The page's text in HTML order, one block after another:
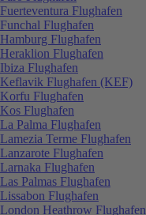
Fuerteventura Flughafen
Funchal Flughafen
Hamburg Flughafen
Heraklion Flughafen
Ibiza Flughafen
Keflavik Flughafen (KEF)
Korfu Flughafen
Kos Flughafen
La Palma Flughafen
Lamezia Terme Flughafen
Lanzarote Flughafen
Larnaka Flughafen
Las Palmas Flughafen
Lissabon Flughafen
London Heathrow Flughafen